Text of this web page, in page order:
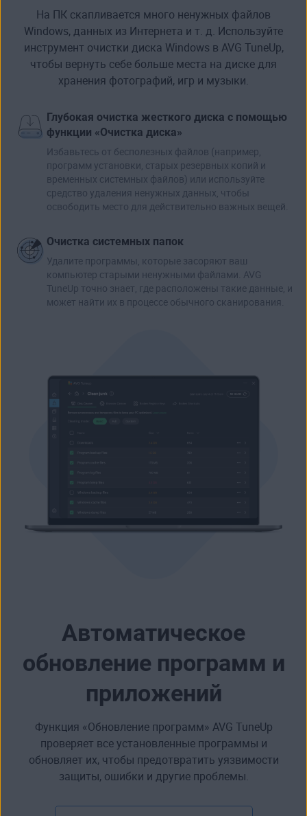
На ПК скапливается много ненужных файлов
Windows, данных из Интернета и т. д. Используйте
инструмент очистки диска Windows в AVG TuneUp,
чтобы вернуть себе больше места на диске для
хранения фотографий, игр и музыки.
Глубокая очистка жесткого диска с помощью
функции «Очистка диска»
Избавьтесь от бесполезных файлов (например,
программ установки, старых резервных копий и
временных системных файлов) или используйте
средство удаления ненужных данных, чтобы
освободить место для действительно важных вещей.
Очистка системных папок
Удалите программы, которые засоряют ваш
компьютер старыми ненужными файлами. AVG
TuneUp точно знает, где расположены такие данные, и
может найти их в процессе обычного сканирования.
Автоматическое
обновление программ и
приложений
Функция «Обновление программ» AVG TuneUp
проверяет все установленные программы и
обновляет их, чтобы предотвратить уязвимости
защиты, ошибки и другие проблемы.